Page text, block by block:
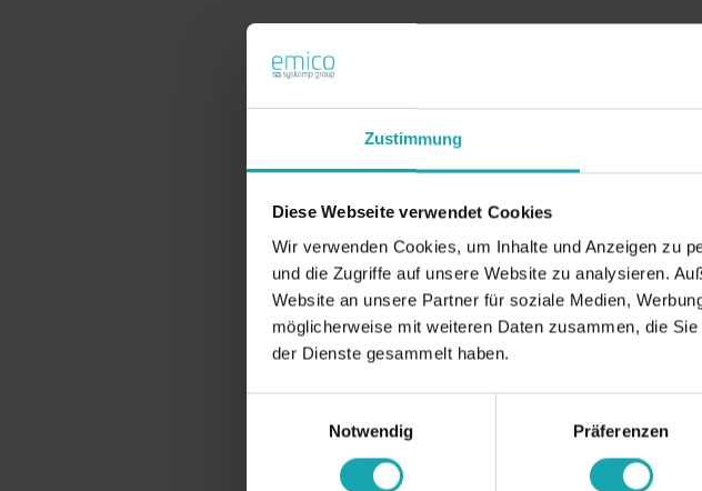
Zustimmung
Diese Webseite verwendet Cookies
Wir verwenden Cookies, um Inhalte und Anzeigen zu
und die Zugriffe auf unsere Website zu analysieren.
Website an unsere Partner für soziale Medien,
möglicherweise mit weiteren Daten zusammen, die
der Dienste gesammelt haben.
Notwendig
Präferenzen